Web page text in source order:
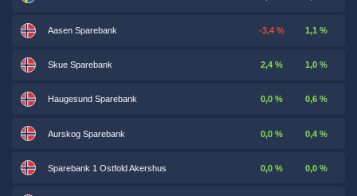
Aasen Sparebank -3,4 % 1,1 %
Skue Sparebank 2,4 % 1,0 %
Haugesund Sparebank 0,0 % 0,6 %
Aurskog Sparebank 0,0 % 0,4 %
Sparebank 1 Ostfold Akershus 0,0 % 0,0 %